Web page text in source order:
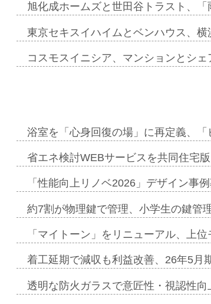
旭化成ホームズと世田谷トラスト、
東京セキスイハイムとベンハウス、
コスモスイニシア、マンションとシ
浴室を「心身回復の場」に再定義、
省エネ検討WEBサービスを共同住宅
「性能向上リノベ2026」デザイン事
約7割が物理鍵で管理、小学生の鍵管
「マイトーン」をリニューアル、上
着工延期で減収も利益改善、26年5
透明な防火ガラスで意匠性・視認性